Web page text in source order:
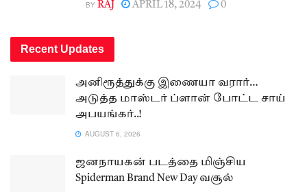
BY RAJ APRIL 18, 2024 0
Recent Updates
அனிரூத்துக்கு இணையா வரார்…
அடுத்த மாஸ்டர் ப்ளான் போட்ட சாய்
அபயங்கர்..!
AUGUST 6, 2026
ஜனநாயகன் படத்தை மிஞ்சிய
Spiderman Brand New Day வசூல்